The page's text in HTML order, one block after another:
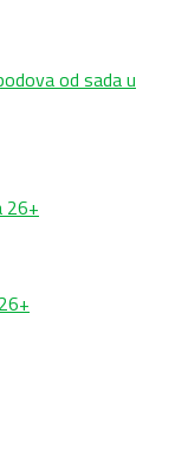
od sada u
26+